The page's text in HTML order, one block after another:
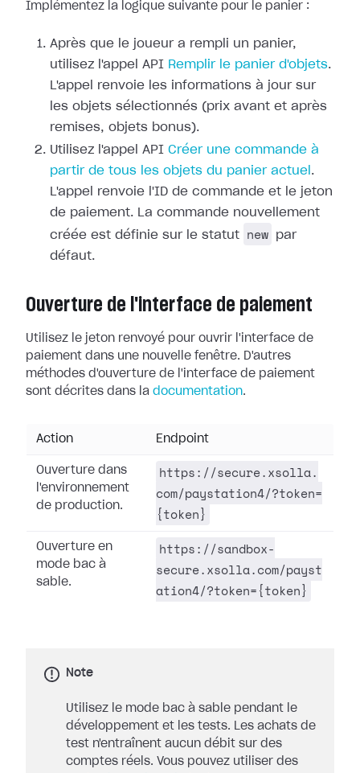
Implémentez la logique suivante pour le panier :
Après que le joueur a rempli un panier,
utilisez l'appel API Remplir le panier d'objets.
L'appel renvoie les informations à jour sur
les objets sélectionnés (prix avant et après
remises, objets bonus).
Utilisez l'appel API Créer une commande à
partir de tous les objets du panier actuel .
L'appel renvoie l'ID de commande et le jeton
de paiement. La commande nouvellement
créée est définie sur le statut
new
par
défaut.
Ouverture de l'interface de paiement
Utilisez le jeton renvoyé pour ouvrir l'interface de
paiement dans une nouvelle fenêtre. D'autres
méthodes d'ouverture de l'interface de paiement
sont décrites dans la documentation.
Action Endpoint
Ouverture dans
l'environnement
de production.
https://secure.xsolla.
com/paystation4/?token=
{token}
Ouverture en
mode bac à
sable.
https://sandbox-
secure.xsolla.com/payst
ation4/?token={token}
Note
Utilisez le mode bac à sable pendant le
développement et les tests. Les achats de
test n'entraînent aucun débit sur des
comptes réels. Vous pouvez utiliser des